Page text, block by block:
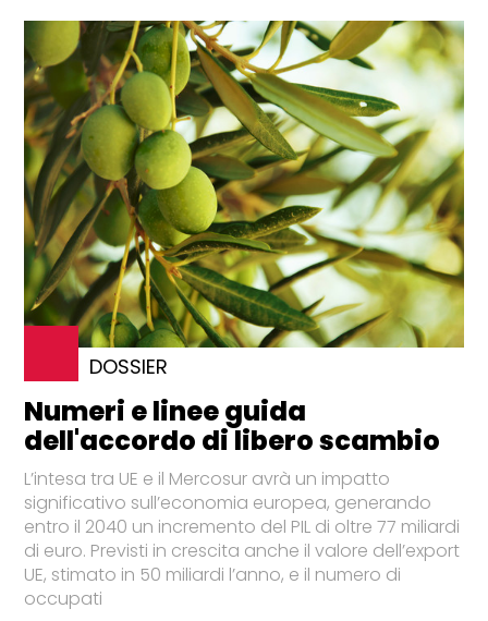
DOSSIER
Numeri e linee guida
dell'accordo di libero scambio
L’intesa tra UE e il Mercosur avrà un impatto
significativo sull’economia europea, generando
entro il 2040 un incremento del PIL di oltre 77 miliardi
di euro. Previsti in crescita anche il valore dell’export
UE, stimato in 50 miliardi l’anno, e il numero di
occupati